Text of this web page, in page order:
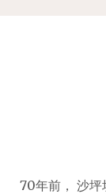
70年前， 沙坪